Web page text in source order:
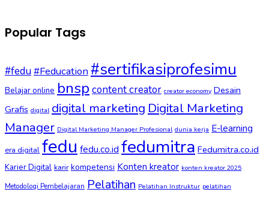
Popular Tags
#fedu#Feducation#sertifikasiprofesimu
Belajar online bnsp content creator creator economy Desain
Grafis digital digital marketing Digital Marketing
Manager Digital Marketing Manager Profesional dunia kerja E-learning
era digital fedu fedu.co.id fedumitra Fedumitra.co.id
Karier Digital karir kompetensi Konten kreator konten kreator 2025
Metodologi Pembelajaran Pelatihan Pelatihan Instruktur pelatihan